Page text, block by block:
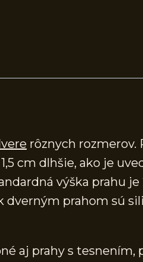
rôznych rozmerov.
cm dlhšie, ako je
výška prahu
prahom sú
aj prahy s